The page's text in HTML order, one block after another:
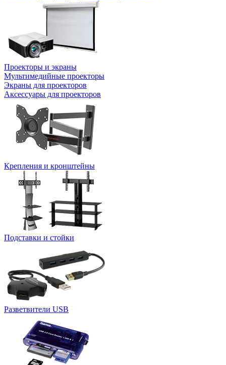
Проекторы и экраны
Мультимедийные проекторы
Экраны для проекторов
Аксессуары для проекторов
Крепления и кронштейны
Подставки и стойки
Разветвители USB